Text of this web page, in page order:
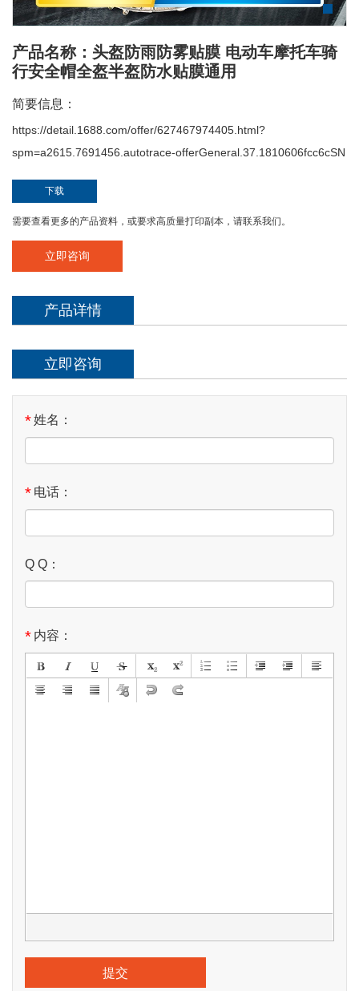
产品名称：头盔防雨防雾贴膜 电动车摩托车骑
行安全帽全盔半盔防水贴膜通用
简要信息：
https://detail.1688.com/offer/627467974405.html?
spm=a2615.7691456.autotrace-offerGeneral.37.1810606fcc6cSN
下载
需要查看更多的产品资料，或要求高质量打印副本，请联系我们。
立即咨询
产品详情
立即咨询
*姓名：
* 电话：
Q Q：
* 内容：
提交